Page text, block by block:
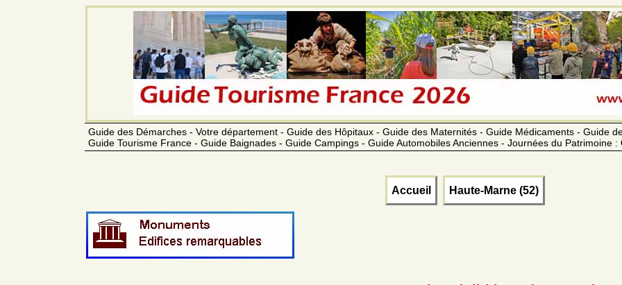
Guide des Démarches - Votre département - Guide des Hôpitaux - Guide des Maternités - Guide Médicaments - Guide
Guide Tourisme France - Guide Baignades - Guide Campings - Guide Automobiles Anciennes - Journées du Patrimoine :
Accueil Haute-Marne (52)